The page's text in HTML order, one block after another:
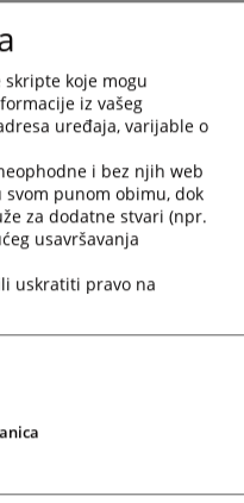
Pravosudne komisije
Pravosudne komisije
Pravosudne komisije
Pravosudne komisije
Pravosudne komisije
koje mogu
iz vašeg
uređaja, varijable o
i bez njih web
punom obimu, dok
za dodatne stvari (npr.
usavršavanja
uskratiti pravo na